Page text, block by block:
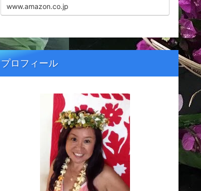
2%BF%E3%83%9F%E3%
83%BC%E3%81%8C%E6
86-Tammy-Shinohara-
ebook/dp/B099566SKV/r
ef=sr_1_1?
__mk_ja_JP=%E3%82%AB
%E3%82%BF%E3%82%A
B%E3%83%8A&crid=1BSI
2S5YCDR6W&keywords=
%E5%B9%B8%E3%81%9
B%E3%81%AB%E3%81%
AA%E3%82%8C%E3%82
%8B%E5%B3%B6%E3%8
www.amazon.co.jp
プロフィール